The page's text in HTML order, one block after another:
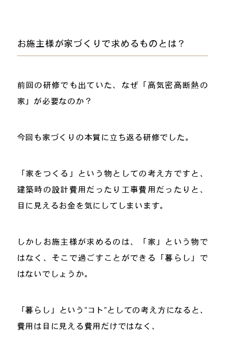
お施主様が家づくりで求めるものとは？
前回の研修でも出ていた、なぜ「高気密高断熱の
家」が必要なのか？
今回も家づくりの本質に立ち返る研修でした。
「家をつくる」という物としての考え方ですと、
建築時の設計費用だったり工事費用だったりと、
目に見えるお金を気にしてしまいます。
しかしお施主様が求めるのは、「家」という物で
はなく、そこで過ごすことができる「暮らし」で
はないでしょうか。
「暮らし」という”コト”としての考え方になると、
費用は目に見える費用だけではなく、